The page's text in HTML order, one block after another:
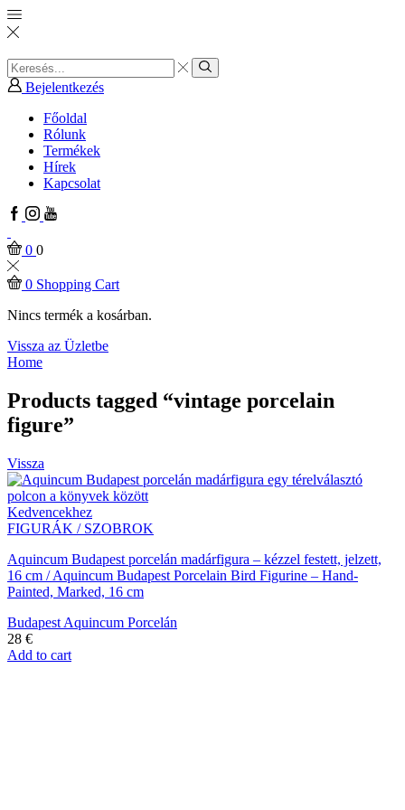
Search
input
Search
Bejelentkezés
Főoldal
Rólunk
Termékek
Hírek
Kapcsolat
Facebook
Instagram
Youtube
0 0
0 Shopping Cart
Nincs termék a kosárban.
Vissza az Üzletbe
Home
Products tagged “vintage porcelain
figure”
Vissza
Kedvencekhez
FIGURÁK / SZOBROK
Aquincum Budapest porcelán madárfigura – kézzel festett, jelzett,
16 cm / Aquincum Budapest Porcelain Bird Figurine – Hand-
Painted, Marked, 16 cm
Budapest Aquincum Porcelán
28 €
Add to cart